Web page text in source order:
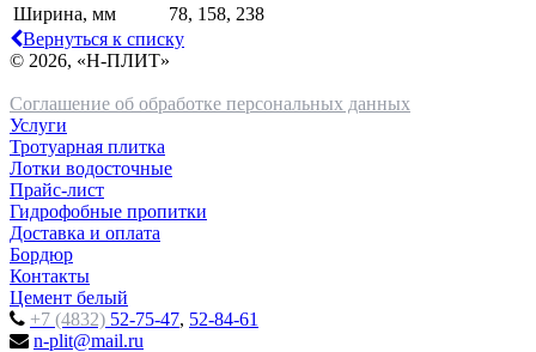
Ширина, мм
78, 158, 238
Вернуться к списку
© 2026, «Н-ПЛИТ»
Соглашение об обработке персональных данных
Услуги
Тротуарная плитка
Лотки водосточные
Прайс-лист
Гидрофобные пропитки
Доставка и оплата
Бордюр
Контакты
Цемент белый
+7 (4832) 52-75-47, 52-84-61
n-plit@mail.ru